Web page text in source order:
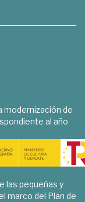
modernización de
al año
las pequeñas y
marco del Plan de